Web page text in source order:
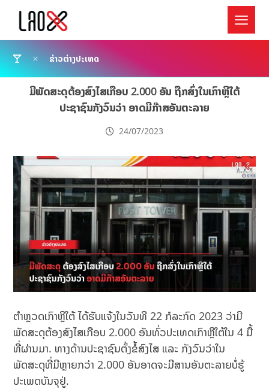
ຂ່າວຕ່າງປະເທດ
ມີພັດສະດຸຕ້ອງສົງໄສເກືອບ 2.000 ອັນ ຖືກສົ່ງໃນເກົາຫຼີໃຕ້
ປະຊາຊົນກັງວົນວ່າ ອາດມີກ໊າສອັນຕະລາຍ
24/07/2023
ຕຳຫຼວດເກົາຫຼີໃຕ້ ໄດ້ຮັບແຈ້ງໃນວັນທີ 22 ກໍລະກົດ 2023 ວ່າມີ
ພັດສະດຸຕ້ອງສົງໄສເກືອບ 2.000 ອັນທົ່ວປະເທດເກົາຫຼີໃຕ້ໃນ 4 ມື້
ທີ່ຜ່ານມາ. ທາງດ້ານປະຊາຊົນຕັ້ງຂໍ້ສົງໄສ ແລະ ກັງວົນວ່າໃນ
ພັດສະດຸທີ່ມີຫຼາຍກວ່າ 2.000 ອັນອາດຈະມີສານອັນຕະລາຍບໍ່ຮູ້
ປະເພດບັນຈຸຢູ່.